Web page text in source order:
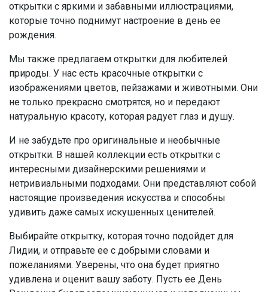
открытки с яркими и забавными иллюстрациями,
которые точно поднимут настроение в день ее
рождения.
Мы также предлагаем открытки для любителей
природы. У нас есть красочные открытки с
изображениями цветов, пейзажами и животными. Они
не только прекрасно смотрятся, но и передают
натуральную красоту, которая радует глаз и душу.
И не забудьте про оригинальные и необычные
открытки. В нашей коллекции есть открытки с
интересными дизайнерскими решениями и
нетривиальными подходами. Они представляют собой
настоящие произведения искусства и способны
удивить даже самых искушенных ценителей.
Выбирайте открытку, которая точно подойдет для
Лидии, и отправьте ее с добрыми словами и
пожеланиями. Уверены, что она будет приятно
удивлена и оценит вашу заботу. Пусть ее День